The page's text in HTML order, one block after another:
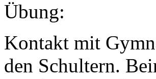
Übung:
Kontakt mit
den Schultern.